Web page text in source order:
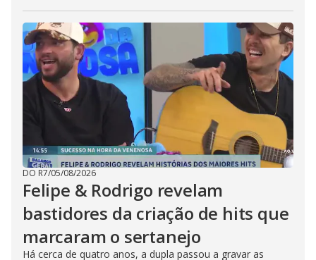
DO R7/05/08/2026
Felipe & Rodrigo revelam
bastidores da criação de hits que
marcaram o sertanejo
Há cerca de quatro anos, a dupla passou a gravar as